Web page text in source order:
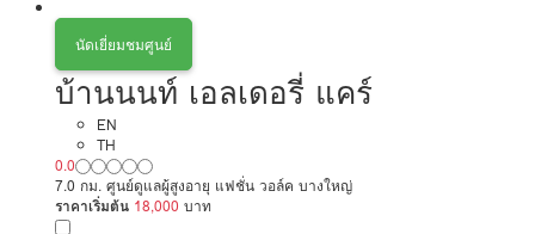
นัดเยี่ยมชมศูนย์
บ้านนนท์ เอลเดอรี่ แคร์
EN
TH
0.0
7.0 กม. ศูนย์ดูแลผู้สูงอายุ แฟชั่น วอล์ค บางใหญ่
ราคาเริ่มต้น 18,000 บาท